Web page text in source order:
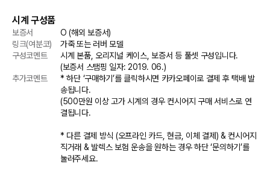
시계 구성품
보증서
O (해외 보증서)
링크(여분코)
가죽 또는 러버 모델
구성코멘트
시계 본품, 오리지널 케이스, 보증서 등 풀셋 구성입니다.
(보증서 스탬핑 일자: 2019. 06.)
추가코멘트
* 하단 ‘구매하기’를 클릭하시면 카카오페이로 결제 후 택배 발
송됩니다.
(500만원 이상 고가 시계의 경우 컨시어지 구매 서비스로 연
결됩니다.
* 다른 결제 방식 (오프라인 카드, 현금, 이체 결제) & 컨시어지
직거래 & 발렉스 보험 운송을 원하는 경우 하단 ‘문의하기’를
눌러주세요.